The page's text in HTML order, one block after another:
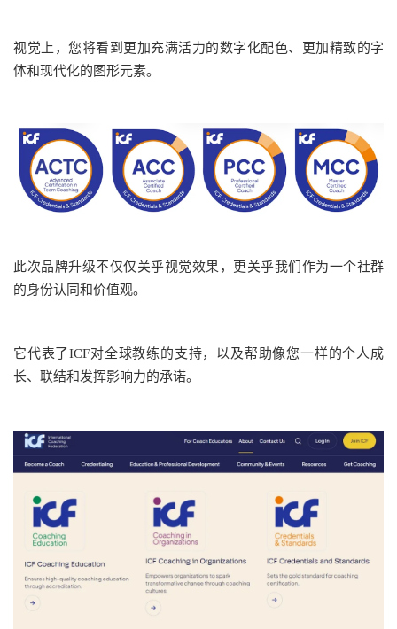
视觉上，您将看到更加充满活力的数字化配色、更加精致的字
体和现代化的图形元素。
此次品牌升级不仅仅关乎视觉效果，更关乎我们作为一个社群
的身份认同和价值观。
它代表了ICF对全球教练的支持，以及帮助像您一样的个人成
长、联结和发挥影响力的承诺。